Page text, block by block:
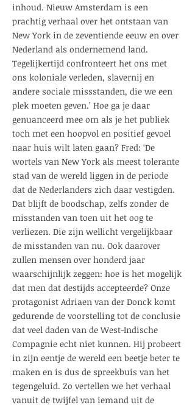
inhoud. Nieuw Amsterdam is een
prachtig verhaal over het ontstaan van
New York in de zeventiende eeuw en over
Nederland als ondernemend land.
Tegelijkertijd confronteert het ons met
ons koloniale verleden, slavernij en
andere sociale missstanden, die we een
plek moeten geven.’ Hoe ga je daar
genuanceerd mee om als je het publiek
toch met een hoopvol en positief gevoel
naar huis wilt laten gaan? Fred: ‘De
wortels van New York als meest tolerante
stad van de wereld liggen in de periode
dat de Nederlanders zich daar vestigden.
Dat blijft de boodschap, zelfs zonder de
misstanden van toen uit het oog te
verliezen. Die zijn wellicht vergelijkbaar
de misstanden van nu. Ook daarover
zullen mensen over honderd jaar
waarschijnlijk zeggen: hoe is het mogelijk
dat men dat destijds accepteerde? Onze
protagonist Adriaen van der Donck komt
gedurende de voorstelling tot de conclusie
dat veel daden van de West-Indische
Compagnie echt niet kunnen. Hij probeert
in zijn eentje de wereld een beetje beter te
maken en is dus de spreekbuis van het
tegengeluid. Zo vertellen we het verhaal
vanuit de twijfel van iemand uit de